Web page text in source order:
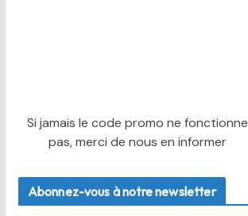
Si jamais le code promo ne fonctionne
pas, merci de nous en informer
Abonnez-vous à notre newsletter